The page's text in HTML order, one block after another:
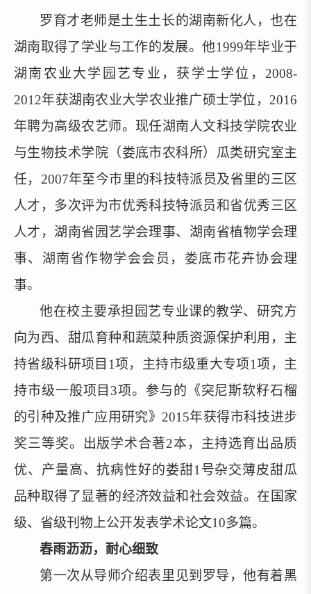
罗育才老师是土生土长的湖南新化人，也在
湖南取得了学业与工作的发展。他1999年毕业于
湖南农业大学园艺专业，获学士学位，2008-
2012年获湖南农业大学农业推广硕士学位，2016
年聘为高级农艺师。现任湖南人文科技学院农业
与生物技术学院（娄底市农科所）瓜类研究室主
任，2007年至今市里的科技特派员及省里的三区
人才，多次评为市优秀科技特派员和省优秀三区
人才，湖南省园艺学会理事、湖南省植物学会理
事、湖南省作物学会会员，娄底市花卉协会理
事。
他在校主要承担园艺专业课的教学、研究方
向为西、甜瓜育种和蔬菜种质资源保护利用，主
持省级科研项目 1项，主持市级重大专项1项，主
持市级一般项目3项。参与的《突尼斯软籽石榴
的引种及推广应用研究》2015年获得市科技进步
奖三等奖。出版学术合著2本，主持选育出品质
优、产量高、抗病性好的娄甜1号杂交薄皮甜瓜
品种取得了显著的经济效益和社会效益。在国家
级、省级刊物上公开发表学术论文10多篇。
春雨沥沥，耐心细致
第一次从导师介绍表里见到罗导，他有着黑